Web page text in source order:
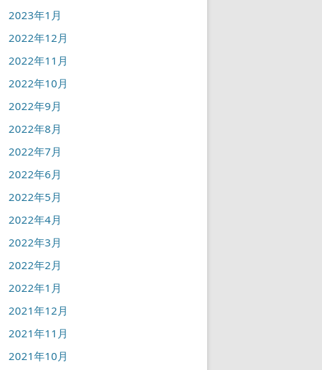
2023年1月
2022年12月
2022年11月
2022年10月
2022年9月
2022年8月
2022年7月
2022年6月
2022年5月
2022年4月
2022年3月
2022年2月
2022年1月
2021年12月
2021年11月
2021年10月